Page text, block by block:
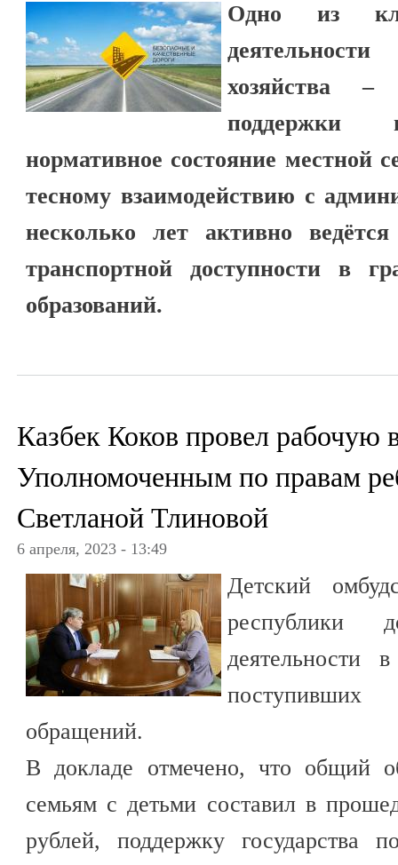
Одно из
хозяйства –
нормативное состояние местной
тесному взаимодействию с
несколько лет активно
транспортной доступности в
образований.
Казбек Коков провел рабочую
Уполномоченным по правам
Светланой Тлиновой
6 апреля, 2023 - 13:49
Детский
республики
деятельности
обращений.
В докладе отмечено, что общий
семьям с детьми составил в
рублей, поддержку государства